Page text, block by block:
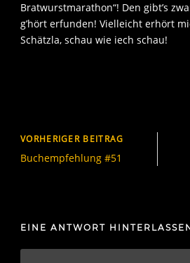
Bratwurstmarathon“! Den gibt’s
g’hört erfunden! Vielleicht erhört
Schätzla, schau wie iech schau!
VORHERIGER BEITRAG
Buchempfehlung #51
EINE ANTWORT